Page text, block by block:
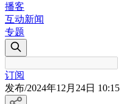
播客
互动新闻
专题
订阅
发布/2024年12月24日 10:15